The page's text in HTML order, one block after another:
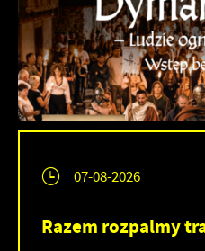
07-08-2026
Razem rozpalmy